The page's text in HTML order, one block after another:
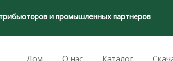
и промышленных партнеров
Дом О нас Каталог